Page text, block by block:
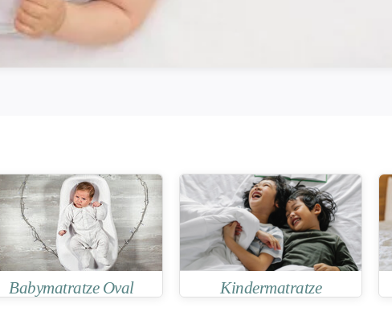
Babymatratze Oval Kindermatratze